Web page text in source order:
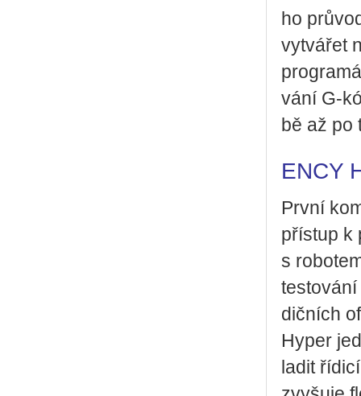
ho
vy­tvá­řet
vá­ní
bě až po
ENCY
První
pří­stup k
s
dič­ních
Hyper
ladit